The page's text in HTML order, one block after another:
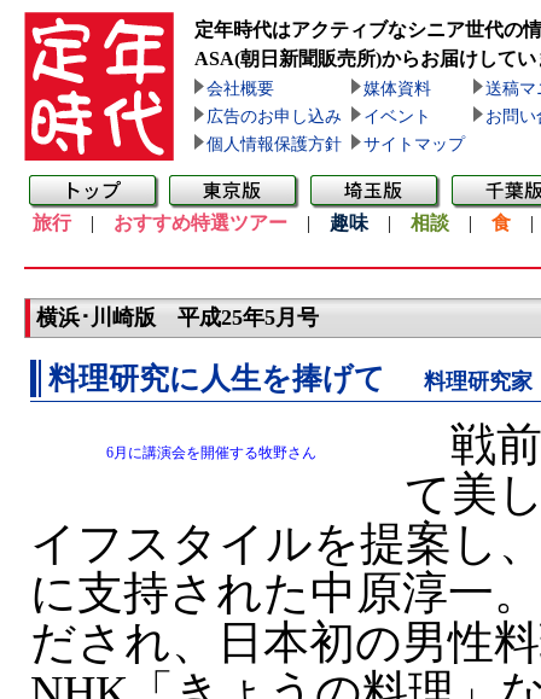
定年時代はアクティブなシニア世代の
ASA(朝日新聞販売所)からお届けしてい
会社概要 媒体資料
送稿マ
広告のお申し込み
イベント
お問い
個人情報保護方針
サイトマップ
旅行| おすすめ特選ツアー | 趣味 | 相談 | 食
横浜･川崎版 平成25年5月号
料理研究に人生を捧げて 料理研究家
6月に講演会を開催する牧野さん
戦前
て美
イフスタイルを提案し
に支持された中原淳一
だされ、日本初の男性